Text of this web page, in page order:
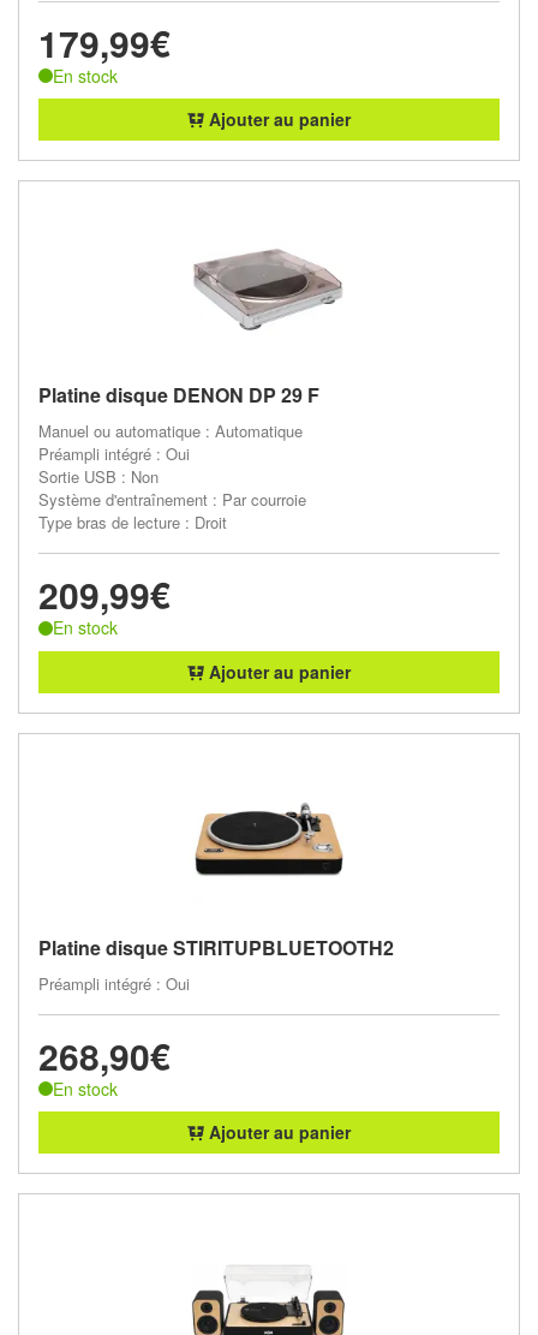
179,99€
En stock
Ajouter au panier
Platine disque DENON DP 29 F
Manuel ou automatique : Automatique
Préampli intégré : Oui
Sortie USB : Non
Système d'entraînement : Par courroie
Type bras de lecture : Droit
209,99€
En stock
Ajouter au panier
Platine disque STIRITUPBLUETOOTH2
Préampli intégré : Oui
268,90€
En stock
Ajouter au panier